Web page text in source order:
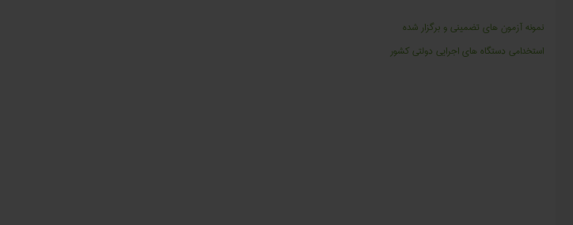
نمونه آزمون های تضمینی و برگزار شده
استخدامی دستگاه های اجرایی دولتی کشور